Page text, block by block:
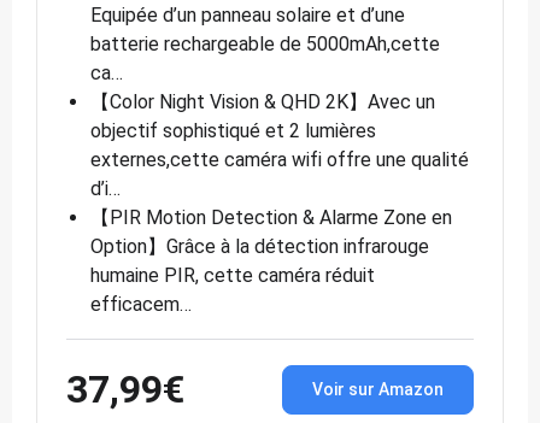
Equipée d’un panneau solaire et d’une
batterie rechargeable de 5000mAh,cette
ca…
【Color Night Vision & QHD 2K】Avec un
objectif sophistiqué et 2 lumières
externes,cette caméra wifi offre une qualité
d’i…
【PIR Motion Detection & Alarme Zone en
Option】Grâce à la détection infrarouge
humaine PIR, cette caméra réduit
efficacem…
37,99€ Voir sur Amazon